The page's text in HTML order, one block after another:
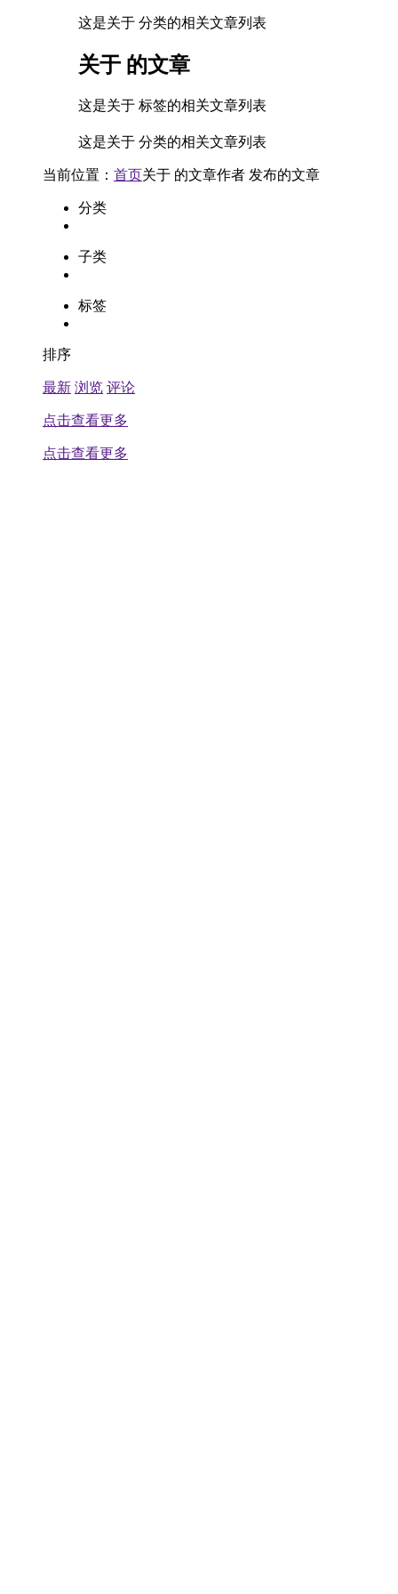
这是关于 分类的相关文章列表
关于 的文章
这是关于 标签的相关文章列表
这是关于 分类的相关文章列表
当前位置： 首页关于 的文章作者 发布的文章
分类
子类
标签
排序
最新 浏览 评论
点击查看更多
点击查看更多